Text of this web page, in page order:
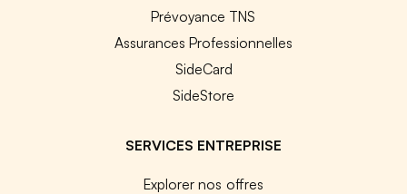
Prévoyance TNS
Assurances Professionnelles
SideCard
SideStore
SERVICES ENTREPRISE
Explorer nos offres